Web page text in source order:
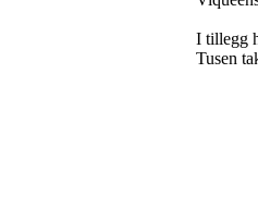
I tillegg
Tusen